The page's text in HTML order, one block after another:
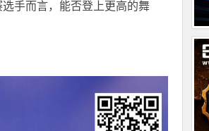
手而言，能否登上更高的舞